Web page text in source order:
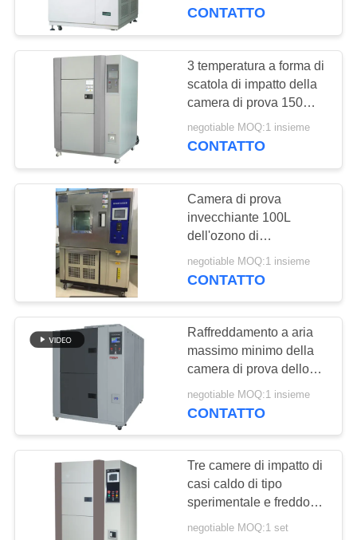
surriscaldamento
CONTATTO
3 temperatura a forma di
scatola di impatto della
camera di prova 150℃
dello shock termico
negotiable MOQ:1 insieme
CONTATTO
Camera di prova
invecchiante 100L
dell'ozono di
concentrazione
500pphm per gomma
negotiable MOQ:1 insieme
CONTATTO
Raffreddamento a aria
massimo minimo della
camera di prova dello
shock termico di
temperatura due camere
negotiable MOQ:1 insieme
CONTATTO
Tre camere di impatto di
casi caldo di tipo
sperimentale e freddo
per lo Smart
negotiable MOQ:1 set